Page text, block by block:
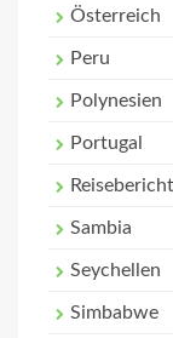
Österreich
Peru
Polynesien
Portugal
Sambia
Seychellen
Simbabwe